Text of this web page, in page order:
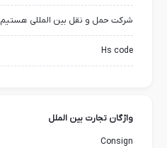
شرکت حمل و نقل بین المللی هستیم
Hs code
واژگان تجارت بین الملل
Consign